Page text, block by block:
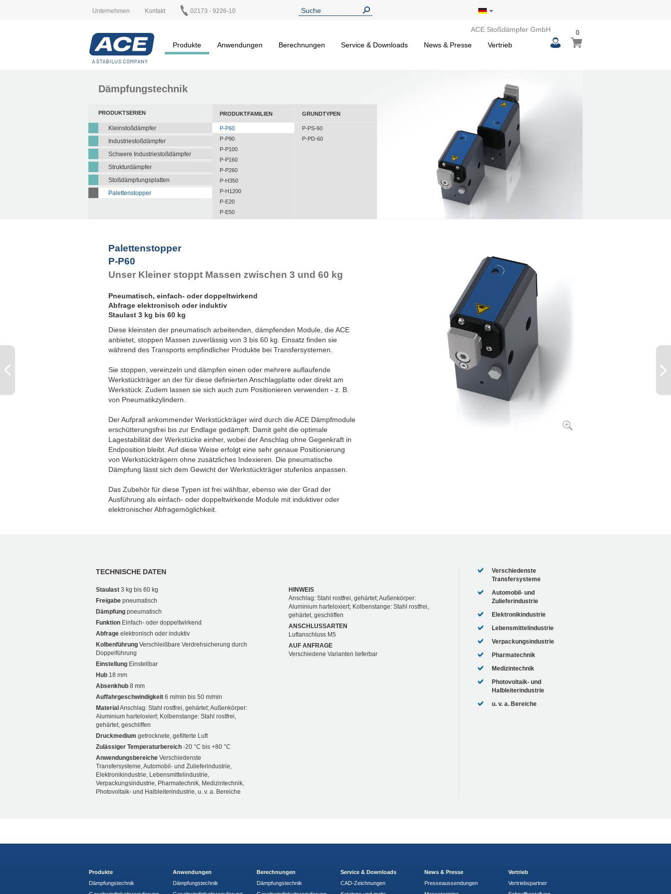
Unternehmen Kontakt 02173 - 9226-10
ACE Stoßdämpfer GmbH
Produkte
Anwendungen Berechnungen Service & Downloads News & Presse Vertrieb
0
Dämpfungstechnik
PRODUKTSERIEN
Kleinstoßdämpfer
Industriestoßdämpfer
Schwere Industriestoßdämpfer
Strukturdämpfer
Stoßdämpfungsplatten
Palettenstopper
PRODUKTFAMILIEN
P-P60
P-P90
P-P100
P-P160
P-P260
P-H350
P-H1200
P-E20
P-E50
GRUNDTYPEN
P-PS-60
P-PD-60
Palettenstopper
P-P60
Unser Kleiner stoppt Massen zwischen 3 und 60 kg
Pneumatisch, einfach- oder doppeltwirkend
Abfrage elektronisch oder induktiv
Staulast 3 kg bis 60 kg
Diese kleinsten der pneumatisch arbeitenden, dämpfenden Module, die ACE
anbietet, stoppen Massen zuverlässig von 3 bis 60 kg. Einsatz finden sie
während des Transports empfindlicher Produkte bei Transfersystemen.
Sie stoppen, vereinzeln und dämpfen einen oder mehrere auflaufende
Werkstückträger an der für diese definierten Anschlagplatte oder direkt am
Werkstück. Zudem lassen sie sich auch zum Positionieren verwenden - z. B.
von Pneumatikzylindern.
Der Aufprall ankommender Werkstückträger wird durch die ACE Dämpfmodule
erschütterungsfrei bis zur Endlage gedämpft. Damit geht die optimale
Lagestabilität der Werkstücke einher, wobei der Anschlag ohne Gegenkraft in
Endposition bleibt. Auf diese Weise erfolgt eine sehr genaue Positionierung
von Werkstückträgern ohne zusätzliches Indexieren. Die pneumatische
Dämpfung lässt sich dem Gewicht der Werkstückträger stufenlos anpassen.
Das Zubehör für diese Typen ist frei wählbar, ebenso wie der Grad der
Ausführung als einfach- oder doppeltwirkende Module mit induktiver oder
elektronischer Abfragemöglichkeit.
TECHNISCHE DATEN
Staulast 3 kg bis 60 kg
Freigabe pneumatisch
Dämpfung pneumatisch
Funktion Einfach- oder doppeltwirkend
Abfrage elektronisch oder induktiv
Kolbenführung Verschleißbare Verdrehsicherung durch
Doppelführung
Einstellung Einstellbar
Hub 18 mm
Absenkhub 8 mm
Auffahrgeschwindigkeit 6 m/min bis 50 m/min
Material Anschlag: Stahl rostfrei, gehärtet; Außenkörper:
Aluminium harteloxiert; Kolbenstange: Stahl rostfrei,
gehärtet, geschliffen
Druckmedium getrocknete, gefilterte Luft
Zulässiger Temperaturbereich -20 °C bis +80 °C
Anwendungsbereiche Verschiedenste
Transfersysteme, Automobil- und Zulieferindustrie,
Elektronikindustrie, Lebensmittelindustrie,
Verpackungsindustrie, Pharmatechnik, Medizintechnik,
Photovoltaik- und Halbleiterindustrie, u. v. a. Bereiche
HINWEIS
Anschlag: Stahl rostfrei, gehärtet; Außenkörper:
Aluminium harteloxiert; Kolbenstange: Stahl rostfrei,
gehärtet, geschliffen
ANSCHLUSSARTEN
Luftanschluss M5
AUF ANFRAGE
Verschiedene Varianten lieferbar
Verschiedenste
Transfersysteme
Automobil- und
Zulieferindustrie
Elektronikindustrie
Lebensmittelindustrie
Verpackungsindustrie
Pharmatechnik
Medizintechnik
Photovoltaik- und
Halbleiterindustrie
u. v. a. Bereiche
Produkte
Dämpfungstechnik
Anwendungen
Dämpfungstechnik
Berechnungen
Dämpfungstechnik
Service & Downloads
CAD-Zeichnungen
News & Presse
Presseaussendungen
Vertrieb
Vertriebspartner